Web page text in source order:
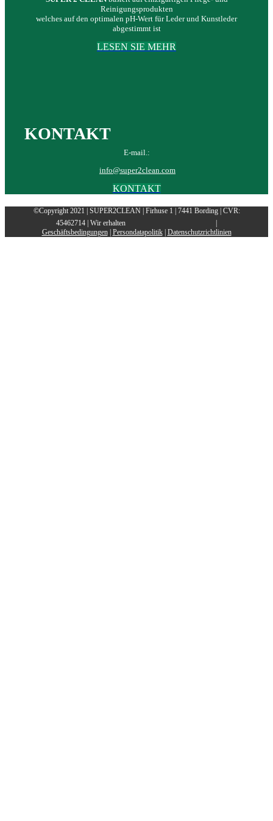
Reinigungsprodukten
welches auf den optimalen pH-Wert für Leder und Kunstleder
abgestimmt ist
LESEN SIE MEHR
KONTAKT
E-mail.:
info@super2clean.com
KONTAKT
©Copyright 2021 | SUPER2CLEAN | Firhuse 1 | 7441 Bording | CVR:
45462714 | Wir erhalten
Geschäftsbedingungen| Persondatapolitik| Datenschutzrichtlinien